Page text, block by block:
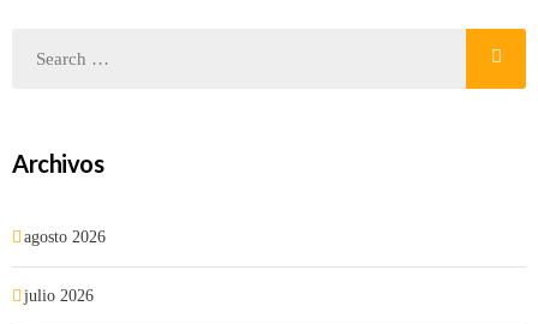
Archivos
agosto 2026
julio 2026